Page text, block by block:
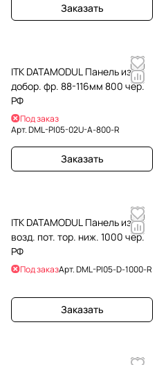
Заказать
ITK DATAMODUL Панель изол.
добор. фр. 88-116мм 800 чер.
РФ
Под заказ
Арт.DML-PI05-02U-A-800-R
Заказать
ITK DATAMODUL Панель изол.
возд. пот. тор. ниж. 1000 чер.
РФ
Под заказАрт.DML-PI05-D-1000-R
Заказать